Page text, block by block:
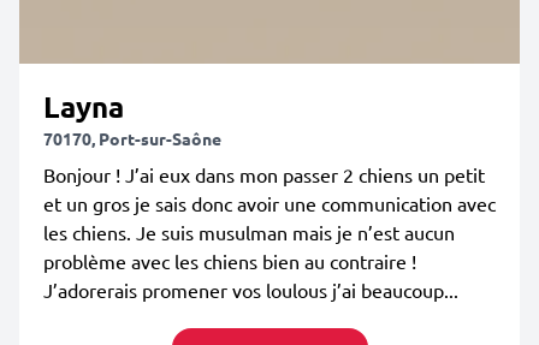
Layna
70170, Port-sur-Saône
Bonjour ! J’ai eux dans mon passer 2 chiens un petit
et un gros je sais donc avoir une communication avec
les chiens. Je suis musulman mais je n’est aucun
problème avec les chiens bien au contraire !
J’adorerais promener vos loulous j’ai beaucoup...